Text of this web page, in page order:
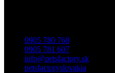
0905 780 760
0905 781 607
info@petsfactory.sk
petsfactoryslovakia